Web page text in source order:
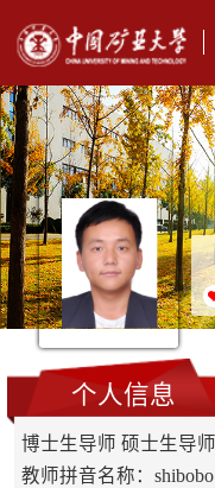
个人信息
博士生导师 硕士生导师
教师拼音名称：shibobo